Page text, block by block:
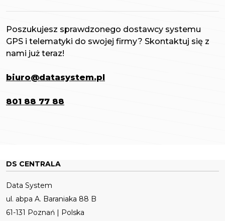
Poszukujesz sprawdzonego dostawcy systemu
GPS i telematyki do swojej firmy? Skontaktuj się z
nami już teraz!
biuro@datasystem.pl
801 88 77 88
DS CENTRALA
Data System
ul. abpa A. Baraniaka 88 B
61-131 Poznań | Polska